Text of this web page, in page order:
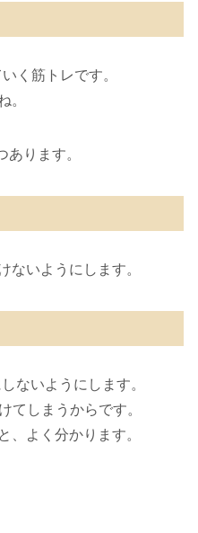
く筋トレです。
。
ります。
ないようにします。
ないようにします。
てしまうからです。
、よく分かります。